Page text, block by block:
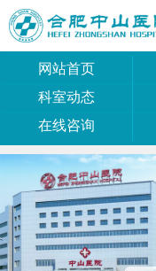
网站首页
科室动态
在线咨询